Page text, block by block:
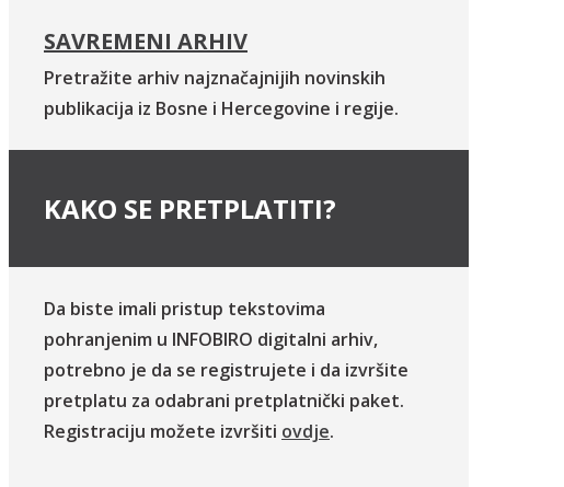
SAVREMENI ARHIV
Pretražite arhiv najznačajnijih novinskih
publikacija iz Bosne i Hercegovine i regije.
KAKO SE PRETPLATITI?
Da biste imali pristup tekstovima
pohranjenim u INFOBIRO digitalni arhiv,
potrebno je da se registrujete i da izvršite
pretplatu za odabrani pretplatnički paket.
Registraciju možete izvršiti ovdje.